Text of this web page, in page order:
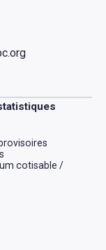
cotisable /